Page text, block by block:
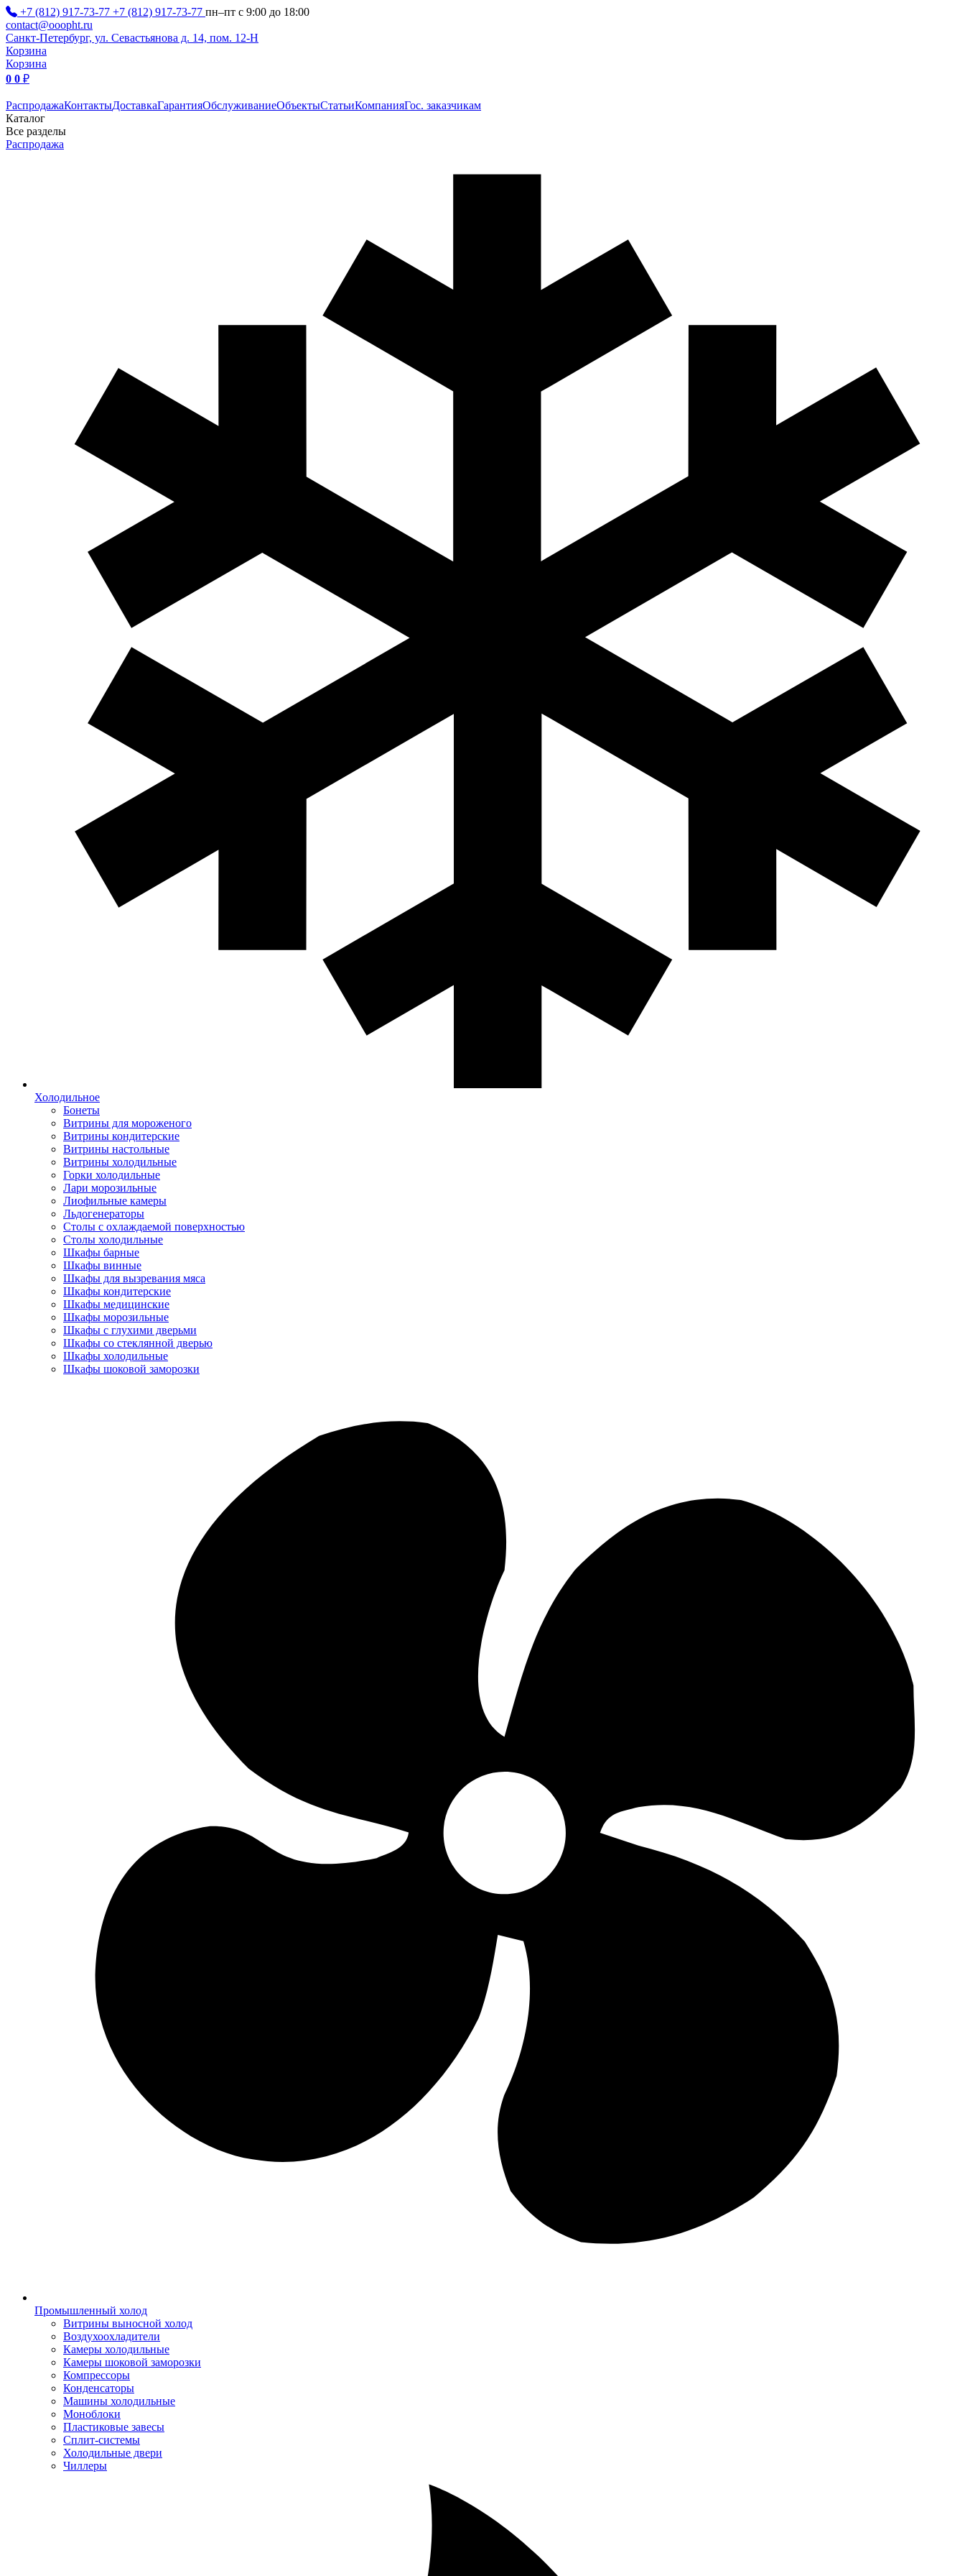
+7 (812) 917-73-77 +7 (812) 917-73-77 пн–пт с 9:00 до 18:00
contact@ooopht.ru
Санкт-Петербург, ул. Севастьянова д. 14, пом. 12-Н
Корзина
Корзина
0 0 ₽
РаспродажаКонтактыДоставкаГарантияОбслуживаниеОбъектыСтатьиКомпанияГос. заказчикам
Каталог
Все разделы
Распродажа
Холодильное
Бонеты
Витрины для мороженого
Витрины кондитерские
Витрины настольные
Витрины холодильные
Горки холодильные
Лари морозильные
Лиофильные камеры
Льдогенераторы
Столы с охлаждаемой поверхностью
Столы холодильные
Шкафы барные
Шкафы винные
Шкафы для вызревания мяса
Шкафы кондитерские
Шкафы медицинские
Шкафы морозильные
Шкафы с глухими дверьми
Шкафы со стеклянной дверью
Шкафы холодильные
Шкафы шоковой заморозки
Промышленный холод
Витрины выносной холод
Воздухоохладители
Камеры холодильные
Камеры шоковой заморозки
Компрессоры
Конденсаторы
Машины холодильные
Моноблоки
Пластиковые завесы
Сплит-системы
Холодильные двери
Чиллеры